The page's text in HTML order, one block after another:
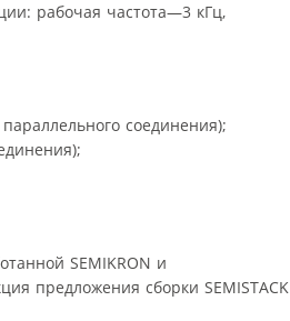
рабочая частота—3 кГц,
соединения);
SEMIKRON и
предложения сборки SEMISTACK